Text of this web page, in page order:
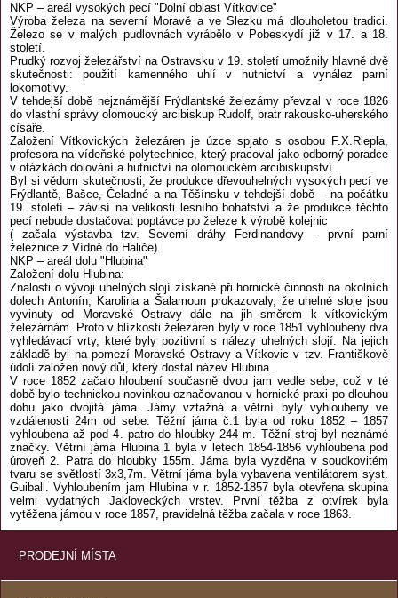
NKP – areál vysokých pecí "Dolní oblast Vítkovice"
Výroba železa na severní Moravě a ve Slezku má dlouholetou tradici.
Železo se v malých pudlovnách vyrábělo v Pobeskydí již v 17. a 18.
století.
Prudký rozvoj železářství na Ostravsku v 19. století umožnily hlavně dvě
skutečnosti: použití kamenného uhlí v hutnictví a vynález parní
lokomotivy.
V tehdejší době nejznámější Frýdlantské železárny převzal v roce 1826
do vlastní správy olomoucký arcibiskup Rudolf, bratr rakousko-uherského
císaře.
Založení Vítkovických železáren je úzce spjato s osobou F.X.Riepla,
profesora na vídeňské polytechnice, který pracoval jako odborný poradce
v otázkách dolování a hutnictví na olomouckém arcibiskupství.
Byl si vědom skutečnosti, že produkce dřevouhelných vysokých pecí ve
Frýdlantě, Bašce, Čeladné a na Těšínsku v tehdejší době – na počátku
19. století – závisí na velikosti lesního bohatství a že produkce těchto
pecí nebude dostačovat poptávce po železe k výrobě kolejnic
( začala výstavba tzv. Severní dráhy Ferdinandovy – první parní
železnice z Vídně do Haliče).
NKP – areál dolu "Hlubina"
Založení dolu Hlubina:
Znalosti o vývoji uhelných slojí získané při hornické činnosti na okolních
dolech Antonín, Karolina a Šalamoun prokazovaly, že uhelné sloje jsou
vyvinuty od Moravské Ostravy dále na jih směrem k vítkovickým
železárnám. Proto v blízkosti železáren byly v roce 1851 vyhloubeny dva
vyhledávací vrty, které byly pozitivní s nálezy uhelných slojí. Na jejich
základě byl na pomezí Moravské Ostravy a Vítkovic v tzv. Františkově
údolí založen nový důl, který dostal název Hlubina.
V roce 1852 začalo hloubení současně dvou jam vedle sebe, což v té
době bylo technickou novinkou označovanou v hornické praxi po dlouhou
dobu jako dvojitá jáma. Jámy vztažná a větrní byly vyhloubeny ve
vzdálenosti 24m od sebe. Těžní jáma č.1 byla od roku 1852 – 1857
vyhloubena až pod 4. patro do hloubky 244 m. Těžní stroj byl neznámé
značky. Větrní jáma Hlubina 1 byla v letech 1854-1856 vyhloubena pod
úroveň 2. Patra do hloubky 155m. Jáma byla vyzděna v soudkovitém
tvaru se světlostí 3x3,7m. Větrní jáma byla vybavena ventilátorem syst.
Guiball. Vyhloubením jam Hlubina v r. 1852-1857 byla otevřena skupina
velmi vydatných Jakloveckých vrstev. První těžba z otvírek byla
vytěžena jámou v roce 1857, pravidelná těžba začala v roce 1863.
PRODEJNÍ MÍSTA